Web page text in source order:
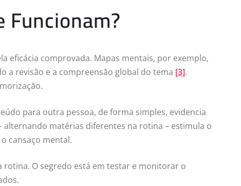
Funcionam?
eficácia comprovada. Mapas mentais, por exemplo,
a revisão e a compreensão global do tema [3].
para outra pessoa, de forma simples, evidencia
alternando matérias diferentes na rotina – estimula o
cansaço mental.
rotina. O segredo está em testar e monitorar o